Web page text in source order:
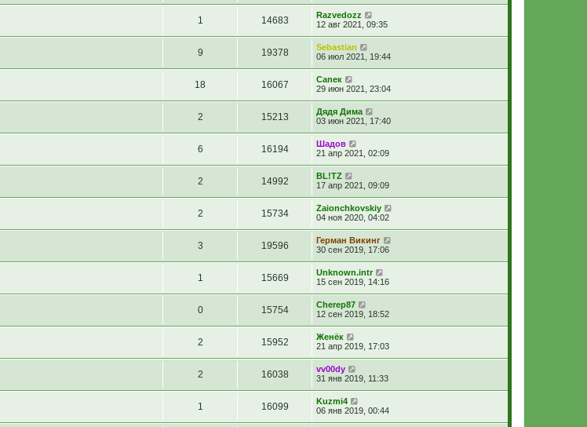
1 14683
Razvedozz
12 авг 2021, 09:35
9 19378
Sebastian
06 июл 2021, 19:44
18 16067
Caneк
29 июн 2021, 23:04
2 15213
Дядя Дима
03 июн 2021, 17:40
6 16194
Шадов
21 апр 2021, 02:09
2 14992
BL!TZ
17 апр 2021, 09:09
2 15734
Zaionchkovskiy
04 ноя 2020, 04:02
3 19596
Герман Викинг
30 сен 2019, 17:06
1 15669
Unknown.intr
15 сен 2019, 14:16
0 15754
Cherep87
12 сен 2019, 18:52
2 15952
Женёк
21 апр 2019, 17:03
2 16038
vv00dy
31 янв 2019, 11:33
1 16099
Kuzmi4
06 янв 2019, 00:44